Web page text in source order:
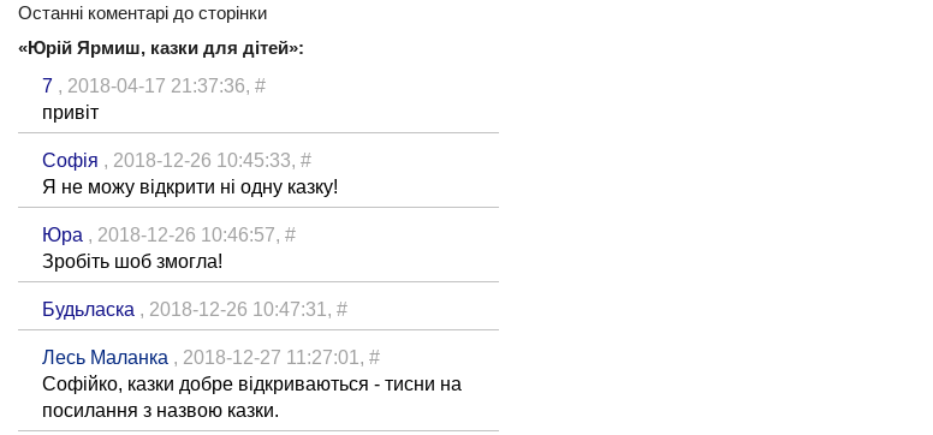
Останні коментарі до сторінки
«Юрій Ярмиш, казки для дітей»:
7 , 2018-04-17 21:37:36, #
привіт
Софія , 2018-12-26 10:45:33, #
Я не можу відкрити ні одну казку!
Юра , 2018-12-26 10:46:57, #
Зробіть шоб змогла!
Будьласка , 2018-12-26 10:47:31, #
Лесь Маланка , 2018-12-27 11:27:01, #
Софійко, казки добре відкриваються - тисни на
посилання з назвою казки.